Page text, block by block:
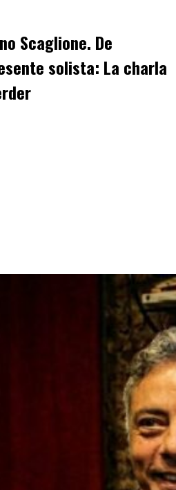
Scaglione. De
solista: La charla